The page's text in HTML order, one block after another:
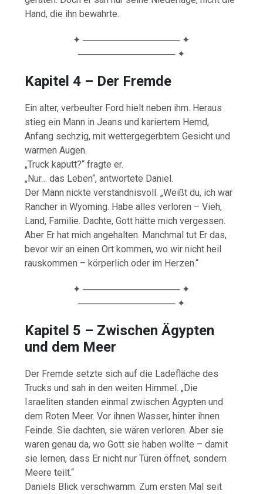
Hand, die ihn bewahrte.
✦ ─────────────── ✦
─────────────── ✦
Kapitel 4 – Der Fremde
Ein alter, verbeulter Ford hielt neben ihm. Heraus
stieg ein Mann in Jeans und kariertem Hemd,
Anfang sechzig, mit wettergegerbtem Gesicht und
warmen Augen.
„Truck kaputt?“ fragte er.
„Nur… das Leben“, antwortete Daniel.
Der Mann nickte verständnisvoll. „Weißt du, ich war
Rancher in Wyoming. Habe alles verloren – Vieh,
Land, Familie. Dachte, Gott hätte mich vergessen.
Aber Er hat mich angehalten. Manchmal tut Er das,
bevor wir an einen Ort kommen, wo wir nicht heil
rauskommen – körperlich oder im Herzen.“
✦ ─────────────── ✦
─────────────── ✦
Kapitel 5 – Zwischen Ägypten
und dem Meer
Der Fremde setzte sich auf die Ladefläche des
Trucks und sah in den weiten Himmel. „Die
Israeliten standen einmal zwischen Ägypten und
dem Roten Meer. Vor ihnen Wasser, hinter ihnen
Feinde. Sie dachten, sie wären verloren. Aber sie
waren genau da, wo Gott sie haben wollte – damit
sie lernen, dass Er nicht nur Türen öffnet, sondern
Meere teilt.“
Daniels Blick verschwamm. Zum ersten Mal seit